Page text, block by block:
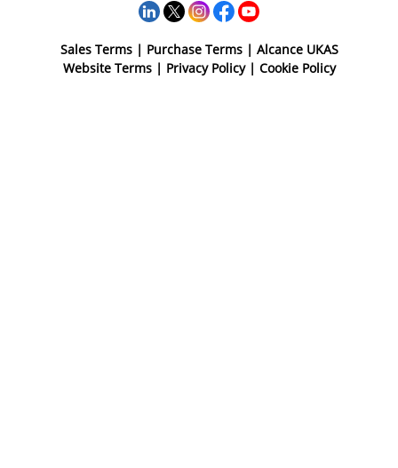
Sales Terms| Purchase Terms| Alcance UKAS
Website Terms| Privacy Policy| Cookie Policy